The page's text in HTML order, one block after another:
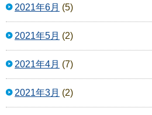
2021年6月 (5)
2021年5月 (2)
2021年4月 (7)
2021年3月 (2)